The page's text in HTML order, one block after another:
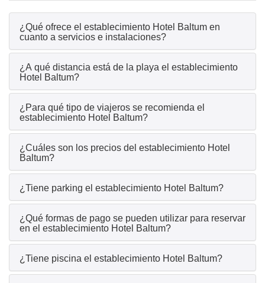
¿Qué ofrece el establecimiento Hotel Baltum en
cuanto a servicios e instalaciones?
¿A qué distancia está de la playa el establecimiento
Hotel Baltum?
¿Para qué tipo de viajeros se recomienda el
establecimiento Hotel Baltum?
¿Cuáles son los precios del establecimiento Hotel
Baltum?
¿Tiene parking el establecimiento Hotel Baltum?
¿Qué formas de pago se pueden utilizar para reservar
en el establecimiento Hotel Baltum?
¿Tiene piscina el establecimiento Hotel Baltum?